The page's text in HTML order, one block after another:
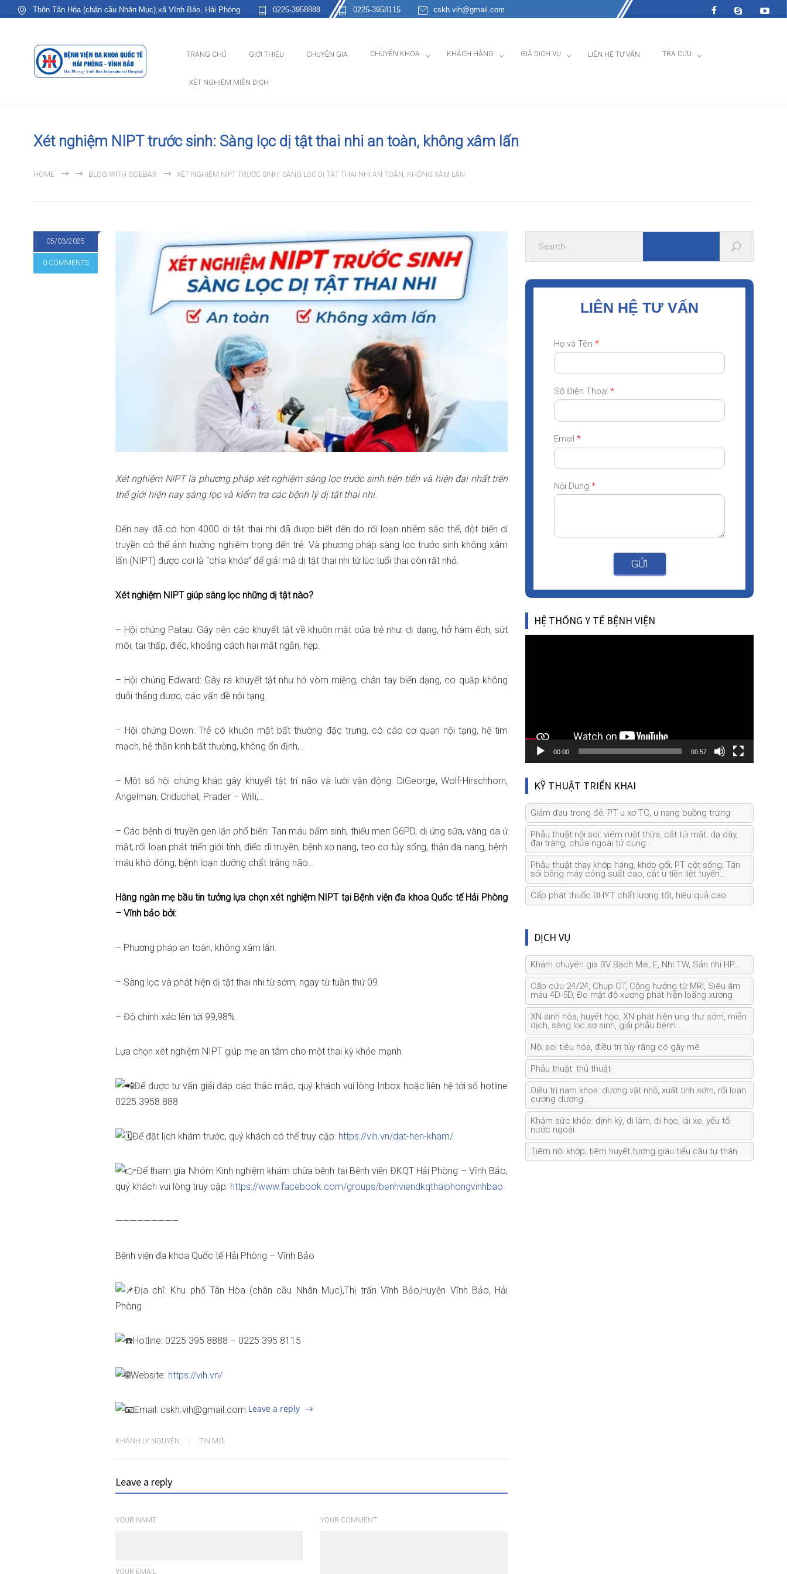
Thôn Tân Hòa (chân cầu Nhân Mục),xã Vĩnh Bảo, Hải Phòng 0225-3958888 0225-3958115 cskh.vih@gmail.com
TRANG CHỦ GIỚI THIỆU CHUYÊN GIA CHUYÊN KHOA KHÁCH HÀNG GIÁ DỊCH VỤ LIÊN HỆ TƯ VẤN TRA CỨU
XÉT NGHIỆM MIỄN DỊCH
Xét nghiệm NIPT trước sinh: Sàng lọc dị tật thai nhi an toàn, không xâm lấn
HOME BLOG WITH SIDEBAR XÉT NGHIỆM NIPT TRƯỚC SINH: SÀNG LỌC DỊ TẬT THAI NHI AN TOÀN, KHÔNG XÂM LẤN
05/03/2025
0 COMMENTS
Xét nghiệm NIPT là phương pháp xét nghiệm sàng lọc trước sinh tiên tiến và hiện đại nhất trên
thế giới hiện nay sàng lọc và kiểm tra các bệnh lý dị tật thai nhi.
Đến nay đã có hơn 4000 dị tật thai nhi đã được biết đến do rối loạn nhiễm sắc thể, đột biến di
truyền có thể ảnh hưởng nghiêm trọng đến trẻ. Và phương pháp sàng lọc trước sinh không xâm
lấn (NIPT) được coi là “chìa khóa” để giải mã dị tật thai nhi từ lúc tuổi thai còn rất nhỏ.
Xét nghiệm NIPT giúp sàng lọc những dị tật nào?
– Hội chứng Patau: Gây nên các khuyết tật về khuôn mặt của trẻ như: dị dạng, hở hàm ếch, sứt
môi, tai thấp, điếc, khoảng cách hai mắt ngắn, hẹp.
– Hội chứng Edward: Gây ra khuyết tật như hở vòm miệng, chân tay biến dạng, co quắp không
duỗi thẳng được, các vấn đề nội tạng.
– Hội chứng Down: Trẻ có khuôn mặt bất thường đặc trưng, có các cơ quan nội tạng, hệ tim
mạch, hệ thần kinh bất thường, không ổn định,…
– Một số hội chứng khác gây khuyết tật trí não và lười vận động: DiGeorge, Wolf-Hirschhorn,
Angelman, Criduchat, Prader – Willi,…
– Các bệnh di truyền gen lặn phổ biến: Tan máu bẩm sinh, thiếu men G6PD, dị ứng sữa, vàng da ứ
mật, rối loạn phát triển giới tính, điếc di truyền, bệnh xơ nang, teo cơ tủy sống, thận đa nang, bệnh
máu khó đông, bệnh loạn dưỡng chất trắng não…
Hàng ngàn mẹ bầu tin tưởng lựa chọn xét nghiệm NIPT tại Bệnh viện đa khoa Quốc tế Hải Phòng
– Vĩnh bảo bởi:
– Phương pháp an toàn, không xâm lấn.
– Sàng lọc và phát hiện dị tật thai nhi từ sớm, ngay từ tuần thứ 09.
– Độ chính xác lên tới 99,98%.
Lựa chọn xét nghiệm NIPT giúp mẹ an tâm cho một thai kỳ khỏe mạnh.
Để được tư vấn giải đáp các thắc mắc, quý khách vui lòng Inbox hoặc liên hệ tới số hotline
0225.3958.888
Để đặt lịch khám trước, quý khách có thể truy cập: https://vih.vn/dat-hen-kham/
Để tham gia Nhóm Kinh nghiệm khám chữa bệnh tại Bệnh viện ĐKQT Hải Phòng – Vĩnh Bảo,
quý khách vui lòng truy cập: https://www.facebook.com/groups/benhviendkqthaiphongvinhbao
—————————
Bệnh viện đa khoa Quốc tế Hải Phòng – Vĩnh Bảo
Địa chỉ: Khu phố Tân Hòa (chân cầu Nhân Mục),Thị trấn Vĩnh Bảo,Huyện Vĩnh Bảo, Hải
Phòng
Hotline: 0225 395 8888 – 0225 395 8115
Website: https://vih.vn/
Email: cskh.vih@gmail.com Leave a reply
KHÁNH LY NGUYỄN TIN MỚI
Leave a reply
YOUR NAME
YOUR EMAIL
YOUR COMMENT
LIÊN HỆ TƯ VẤN
Họ và Tên *
Số Điện Thoại *
Email *
Nội Dung *
GỬI
HỆ THỐNG Y TẾ BỆNH VIỆN
Video
00:00 00:57
KỸ THUẬT TRIỂN KHAI
Giảm đau trong đẻ; PT u xơ TC, u nang buồng trứng
Phẫu thuật nội soi: viêm ruột thừa, cắt túi mật, dạ dày,
đại tràng, chửa ngoài tử cung…
Phẫu thuật thay khớp háng, khớp gối; PT cột sống; Tán
sỏi bằng máy công suất cao, cắt u tiền liệt tuyến…
Cấp phát thuốc BHYT chất lượng tốt, hiệu quả cao
DỊCH VỤ
Khám chuyên gia BV Bạch Mai, E, Nhi TW, Sản nhi HP…
Cấp cứu 24/24, Chụp CT, Cộng hưởng từ MRI, Siêu âm
màu 4D-5D, Đo mật độ xương phát hiện loãng xương
XN sinh hóa, huyết học, XN phát hiện ung thư sớm, miễn
dịch, sàng lọc sơ sinh, giải phẫu bệnh…
Nội soi tiêu hóa, điều trị tủy răng có gây mê
Phẫu thuật, thủ thuật
Điều trị nam khoa: dương vật nhỏ, xuất tinh sớm, rối loạn
cương dương…
Khám sức khỏe: định kỳ, đi làm, đi học, lái xe, yếu tố
nước ngoài
Tiêm nội khớp; tiêm huyết tương giàu tiểu cầu tự thân